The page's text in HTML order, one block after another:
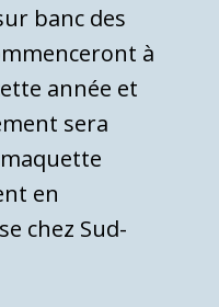
banc des
à
année et
sera
en
chez Sud-